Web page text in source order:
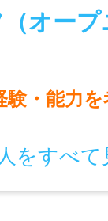
間を募集
力を考慮し
をすべて